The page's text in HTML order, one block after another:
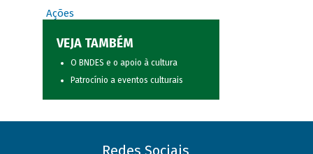
Ações
VEJA TAMBÉM
O BNDES e o apoio à cultura
Patrocínio a eventos culturais
Redes Sociais